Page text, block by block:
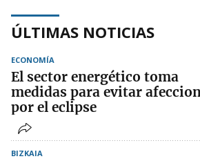
ÚLTIMAS NOTICIAS
ECONOMÍA
El sector energético toma
medidas para evitar
por el eclipse
BIZKAIA